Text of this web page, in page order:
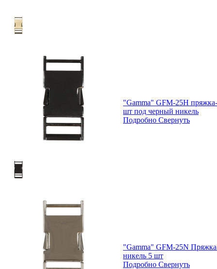
"Gamma" GFM-25H
шт под черный никель
Подробно Свернуть
"Gamma" GFM-25N
никель 5 шт
Подробно Свернуть